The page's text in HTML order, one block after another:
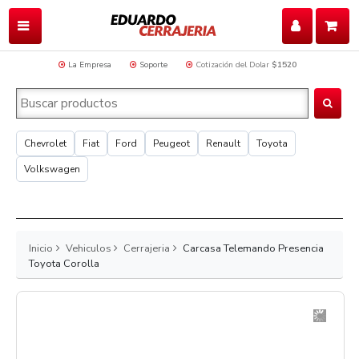
La Empresa Soporte Cotización del Dolar $1520
Chevrolet Fiat Ford Peugeot Renault
Toyota
Volkswagen
Inicio Vehiculos Cerrajeria
Carcasa Telemando Presencia
Toyota Corolla